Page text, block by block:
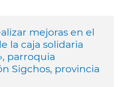
mejoras en el
la caja solidaria
parroquia
Sigchos, provincia